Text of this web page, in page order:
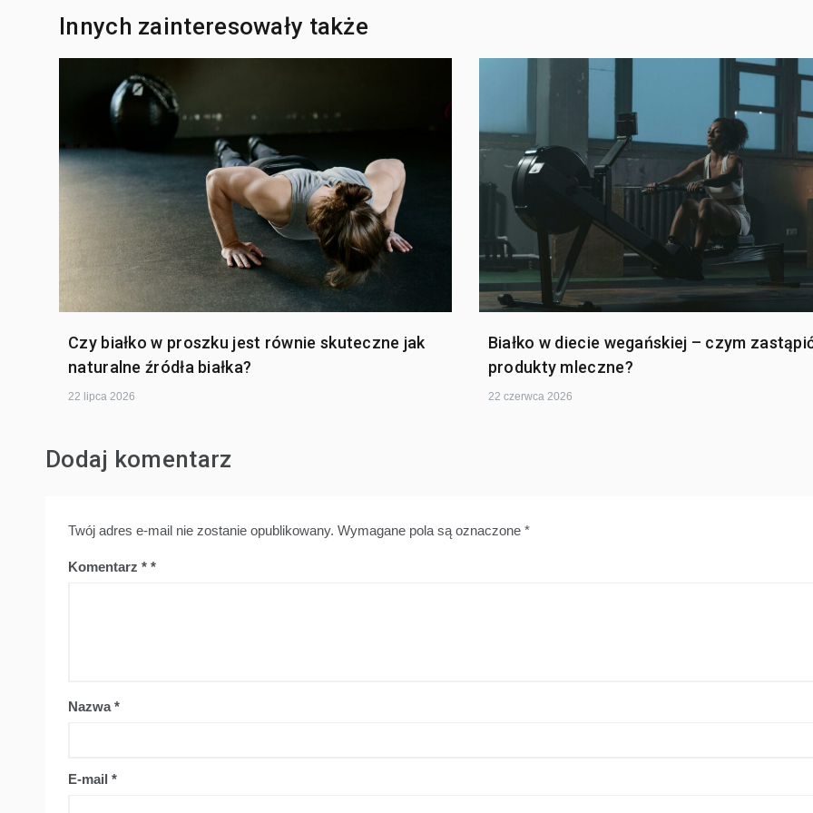
Innych zainteresowały także
Czy białko w proszku jest równie skuteczne jak
naturalne źródła białka?
22 lipca 2026
Białko w diecie wegańskiej – czym
produkty mleczne?
22 czerwca 2026
Dodaj komentarz
Twój adres e-mail nie zostanie opublikowany. Wymagane pola są oznaczone *
Komentarz *
Nazwa*
E-mail *